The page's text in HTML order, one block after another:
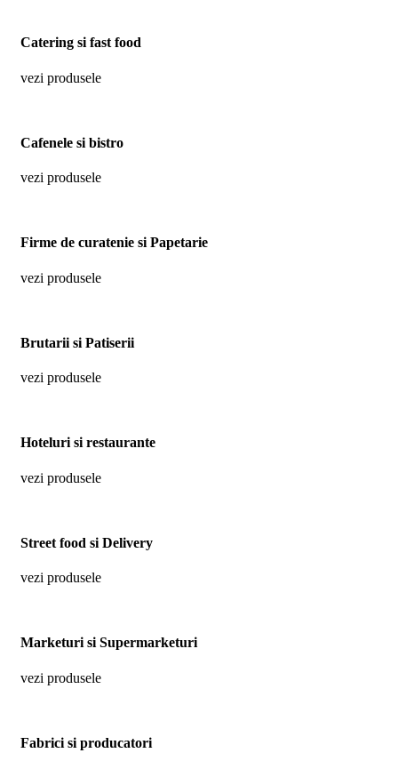
Catering si fast food
vezi produsele
Cafenele si bistro
vezi produsele
Firme de curatenie si Papetarie
vezi produsele
Brutarii si Patiserii
vezi produsele
Hoteluri si restaurante
vezi produsele
Street food si Delivery
vezi produsele
Marketuri si Supermarketuri
vezi produsele
Fabrici si producatori